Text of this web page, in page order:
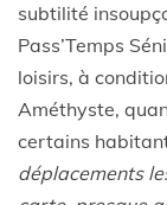
subtilité
Pass’Temps
loisirs, à
Améthyste,
certains
déplacements